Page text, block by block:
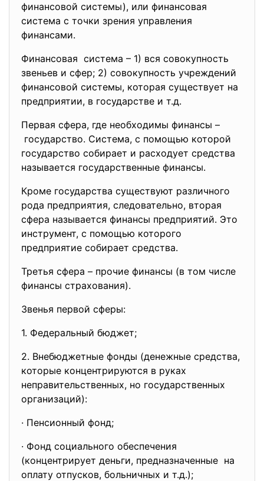
финансовой системы), или финансовая
система с точки зрения управления
финансами.
Финансовая система – 1) вся совокупность
звеньев и сфер; 2) совокупность учреждений
финансовой системы, которая существует на
предприятии, в государстве и т.д.
Первая сфера, где необходимы финансы –
государство. Система, с помощью которой
государство собирает и расходует средства
называется государственные финансы.
Кроме государства существуют различного
рода предприятия, следовательно, вторая
сфера называется финансы предприятий. Это
инструмент, с помощью которого
предприятие собирает средства.
Третья сфера – прочие финансы (в том числе
финансы страхования).
Звенья первой сферы:
1. Федеральный бюджет;
2. Внебюджетные фонды (денежные средства,
которые концентрируются в руках
неправительственных, но государственных
организаций):
· Пенсионный фонд;
· Фонд социального обеспечения
(концентрирует деньги, предназначенные на
оплату отпусков, больничных и т.д.);